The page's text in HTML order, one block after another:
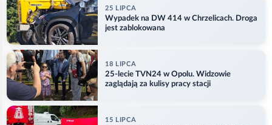
25 LIPCA
Wypadek na DW 414 w Chrzelicach. Droga
jest zablokowana
18 LIPCA
25-lecie TVN24 w Opolu. Widzowie
zaglądają za kulisy pracy stacji
15 LIPCA